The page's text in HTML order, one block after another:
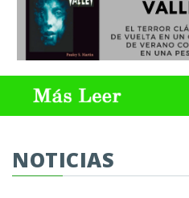
NOTICIAS